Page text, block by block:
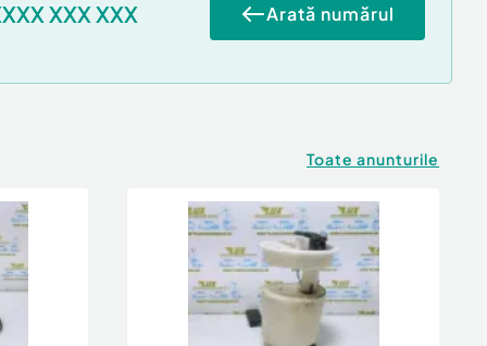
XXX XXX Arată numărul
Toate anunturile